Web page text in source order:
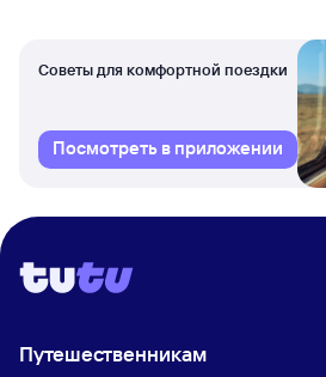
Советы для комфортной поездки
Посмотреть в приложении
Путешественникам